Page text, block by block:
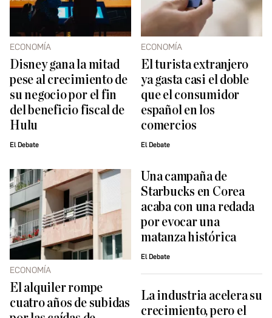
ECONOMÍA
Disney gana la mitad
pese al crecimiento de
su negocio por el fin
del beneficio fiscal de
Hulu
El Debate
ECONOMÍA
El turista extranjero
ya gasta casi el doble
que el consumidor
español en los
comercios
El Debate
ECONOMÍA
El alquiler rompe
cuatro años de subidas
Una campaña de
Starbucks en Corea
acaba con una redada
por evocar una
matanza histórica
El Debate
La industria acelera su
crecimiento, pero el